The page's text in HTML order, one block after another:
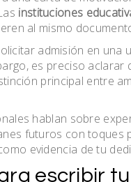
instituciones
al mismo
admisión en una
es preciso
principal entre
hablan sobre
futuros con toques
evidencia de tu
escribir